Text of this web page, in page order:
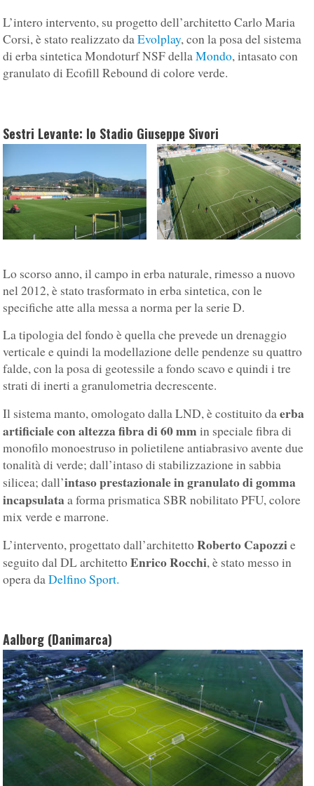
L’intero intervento, su progetto dell’architetto Carlo Maria
Corsi, è stato realizzato daEvolplay, con la posa del sistema
di erba sintetica Mondoturf NSF dellaMondo, intasato con
granulato di Ecofill Rebound di colore verde.
Sestri Levante: lo Stadio Giuseppe Sivori
Lo scorso anno, il campo in erba naturale, rimesso a nuovo
nel 2012, è stato trasformato in erba sintetica, con le
specifiche atte alla messa a norma per la serie D.
La tipologia del fondo è quella che prevede un drenaggio
verticale e quindi la modellazione delle pendenze su quattro
falde, con la posa di geotessile a fondo scavo e quindi i tre
strati di inerti a granulometria decrescente.
Il sistema manto, omologato dalla LND, è costituito daerba
artificiale con altezza fibra di 60 mm in speciale fibra di
monofilo monoestruso in polietilene antiabrasivo avente due
tonalità di verde; dall’intaso di stabilizzazione in sabbia
silicea; dall’intaso prestazionale in granulato di gomma
incapsulata a forma prismatica SBR nobilitato PFU, colore
mix verde e marrone.
L’intervento, progettato dall’architettoRoberto Capozzie
seguito dal DL architettoEnrico Rocchi, è stato messo in
opera daDelfino Sport.
Aalborg (Danimarca)